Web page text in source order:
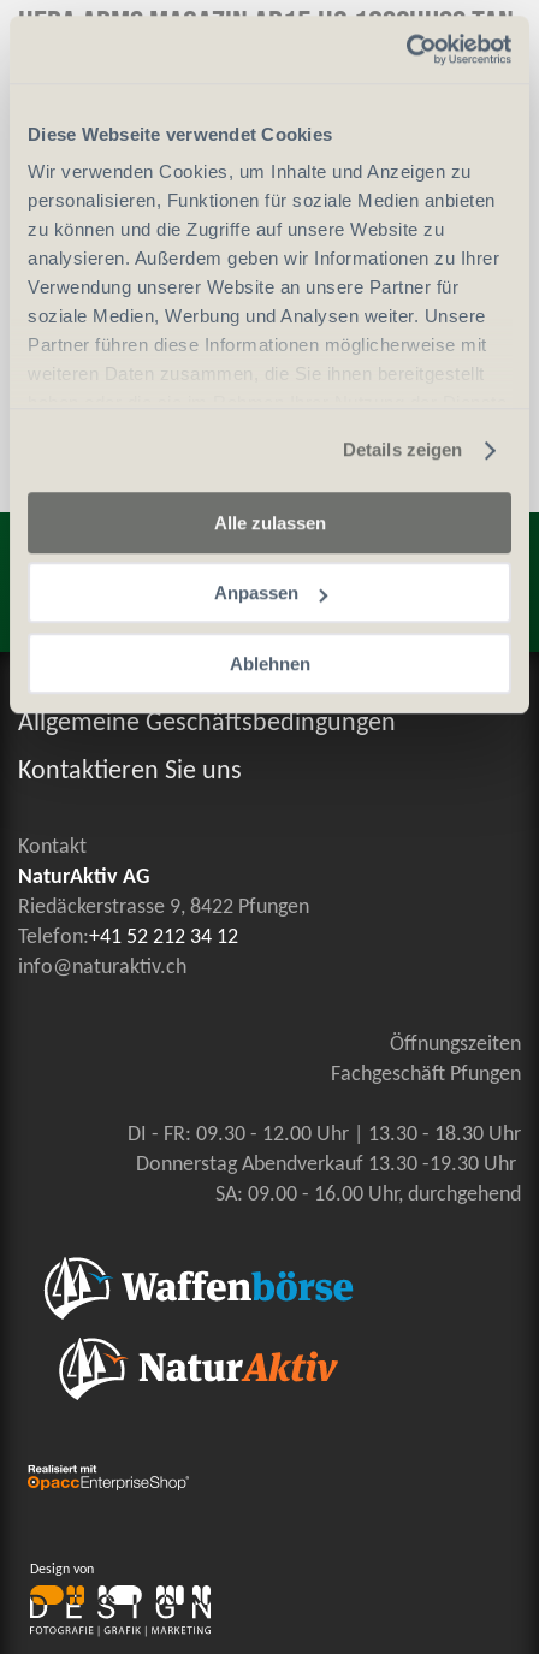
Diese Webseite verwendet Cookies
Wir verwenden Cookies, um Inhalte und Anzeigen zu
personalisieren, Funktionen für soziale Medien anbieten
zu können und die Zugriffe auf unsere Website zu
analysieren. Außerdem geben wir Informationen zu Ihrer
Verwendung unserer Website an unsere Partner für
soziale Medien, Werbung und Analysen weiter. Unsere
Partner führen diese Informationen möglicherweise mit
weiteren Daten zusammen, die Sie ihnen bereitgestellt
Details zeigen
Alle zulassen
Anpassen
Ablehnen
Hera Arms Magazin AR15 H3 10schuss TAN
CHF 26.00
vergleichen
Anzahl Stück -
In den Warenkorb
Entdecken Sie weitere Produkte
Datenschutz und Cookie-Richtlinien
Allgemeine Geschäftsbedingungen
Kontaktieren Sie uns
Kontakt
NaturAktiv AG
Riedäckerstrasse 9, 8422 Pfungen
Telefon:+41 52 212 34 12
info@naturaktiv.ch
Öffnungszeiten
Fachgeschäft Pfungen
DI - FR: 09.30 - 12.00 Uhr | 13.30 - 18.30 Uhr
Donnerstag Abendverkauf 13.30 -19.30 Uhr
SA: 09.00 - 16.00 Uhr, durchgehend
Design von